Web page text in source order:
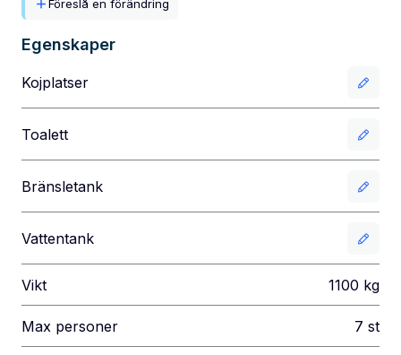
Föreslå en förändring
Egenskaper
Kojplatser
Toalett
Bränsletank
Vattentank
Vikt 1100 kg
Max personer 7 st